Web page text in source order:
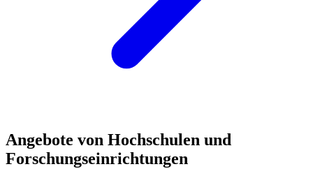
Angebote von Hochschulen und
Forschungseinrichtungen